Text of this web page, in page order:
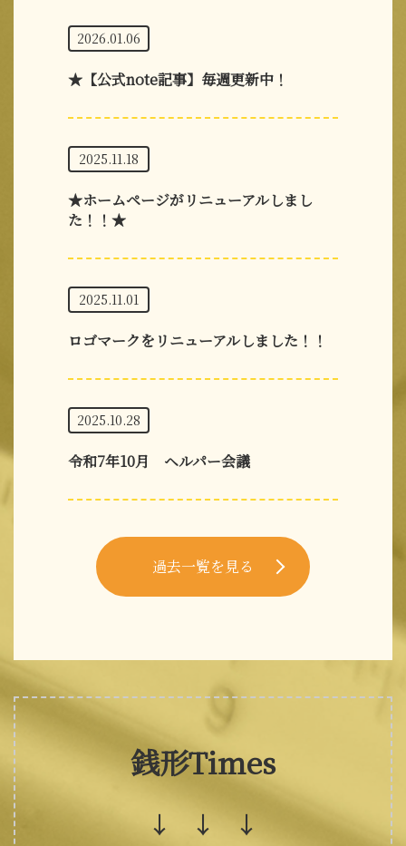
2026.01.06
★【公式note記事】毎週更新中！
2025.11.18
★ホームページがリニューアルしまし
た！！★
2025.11.01
ロゴマークをリニューアルしました！！
2025.10.28
令和7年10月 ヘルパー会議
過去一覧を見る
銭形Times
↓ ↓ ↓